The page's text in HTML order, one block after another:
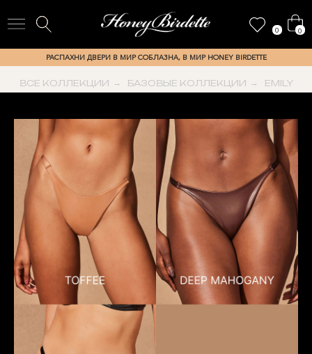
0 0
РАСПАХНИ ДВЕРИ В МИР СОБЛАЗНА, В МИР HONEY BIRDETTE
ВСЕ КОЛЛЕКЦИИ → БАЗОВЫЕ КОЛЛЕКЦИИ → EMILY